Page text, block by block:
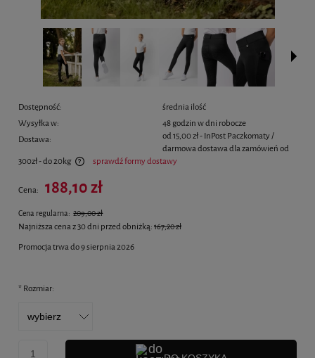
Dostępność:
średnia ilość
Wysyłka w:
48 godzin w dni robocze
Dostawa:
od 15,00 zł- InPost Paczkomaty /
darmowa dostawa dla zamówień od
300zł - do 20kg
sprawdź formy dostawy
Cena: 188,10 zł
Cena regularna: 209,00 zł
Najniższa cena z 30 dni przed obniżką: 167,20 zł
Promocja trwa do 9 sierpnia 2026
*Rozmiar: